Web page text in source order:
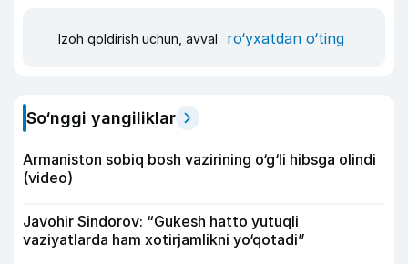
Izoh qoldirish uchun, avval ro‘yxatdan o‘ting
So‘nggi yangiliklar
Armaniston sobiq bosh vazirining o‘g‘li hibsga olindi
(video)
Javohir Sindorov: “Gukesh hatto yutuqli
vaziyatlarda ham xotirjamlikni yo‘qotadi”